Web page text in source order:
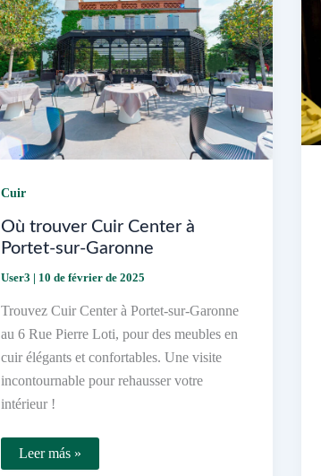
Cuir
Où trouver Cuir Center à
Portet-sur-Garonne
User3 | 10 de février de 2025
Trouvez Cuir Center à Portet-sur-Garonne
au 6 Rue Pierre Loti, pour des meubles en
cuir élégants et confortables. Une visite
incontournable pour rehausser votre
intérieur !
Où
trouver
Leer más »